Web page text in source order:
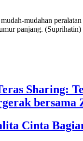
mudahan
panjang. (Suprihatin)
Sharing:
bersama
Cinta